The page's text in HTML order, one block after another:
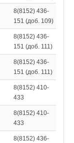
8(8152) 436-
151 (доб. 109)
8(8152) 436-
151 (доб. 111)
8(8152) 436-
151 (доб. 111)
8(8152) 410-
433
8(8152) 410-
433
8(8152) 436-